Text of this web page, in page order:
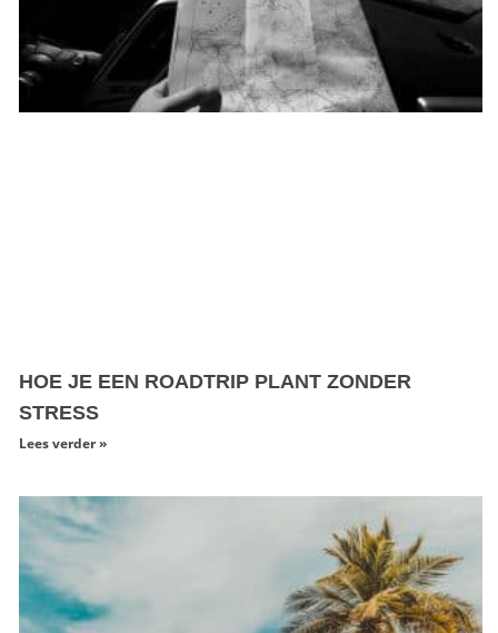
HOE JE EEN ROADTRIP PLANT ZONDER
STRESS
Lees verder »